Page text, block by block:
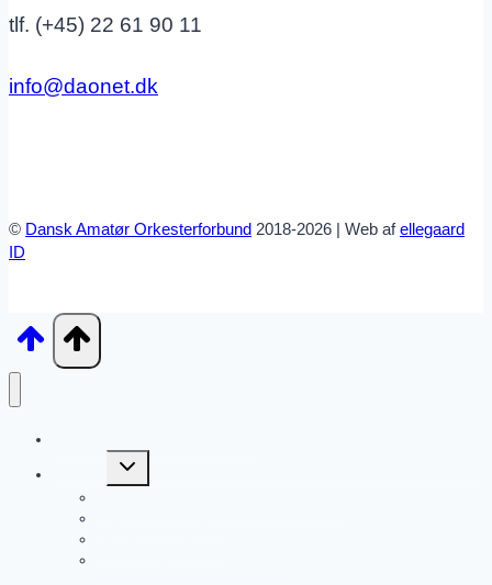
tlf. (+45) 22 61 90 11
info@daonet.dk
© Dansk Amatør Orkesterforbund 2018-2026 | Web afellegaard
ID
Skift
undermenu